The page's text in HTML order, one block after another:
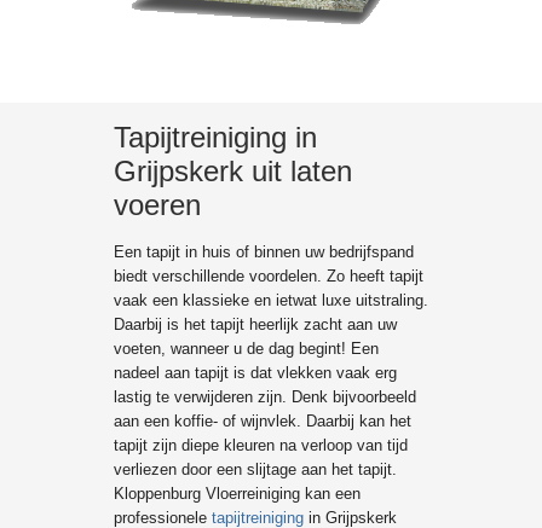
Tapijtreiniging in
Grijpskerk uit laten
voeren
Een tapijt in huis of binnen uw bedrijfspand
biedt verschillende voordelen. Zo heeft tapijt
vaak een klassieke en ietwat luxe uitstraling.
Daarbij is het tapijt heerlijk zacht aan uw
voeten, wanneer u de dag begint! Een
nadeel aan tapijt is dat vlekken vaak erg
lastig te verwijderen zijn. Denk bijvoorbeeld
aan een koffie- of wijnvlek. Daarbij kan het
tapijt zijn diepe kleuren na verloop van tijd
verliezen door een slijtage aan het tapijt.
Kloppenburg Vloerreiniging kan een
professionele tapijtreiniging in Grijpskerk